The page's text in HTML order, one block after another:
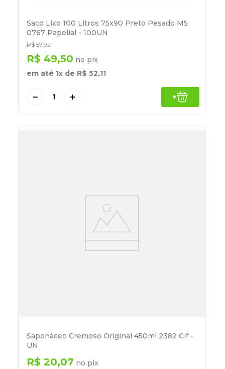
Saco Lixo 100 Litros 75x90 Preto Pesado M5
0767 Papelial - 100UN
R$ 57,92
R$ 49,50 no pix
em até 1x de R$ 52,11
＋
－ +
Saponáceo Cremoso Original 450ml 2382 Cif -
UN
R$ 20,07 no pix